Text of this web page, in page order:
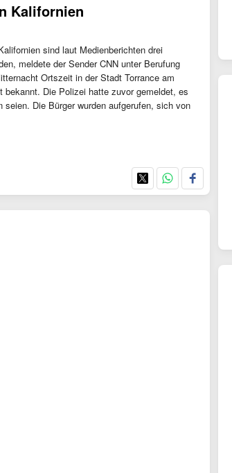
Kalifornien
sind laut Medienberichten drei
meldete der Sender CNN unter Berufung
Ortszeit in der Stadt Torrance am
Die Polizei hatte zuvor gemeldet, es
Die Bürger wurden aufgerufen, sich von